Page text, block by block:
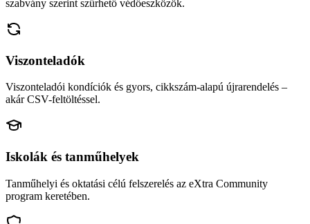
szabvány szerint szűrhető védőeszközök.
Viszonteladók
Viszonteladói kondíciók és gyors, cikkszám-alapú újrarendelés –
akár CSV-feltöltéssel.
Iskolák és tanműhelyek
Tanműhelyi és oktatási célú felszerelés az eXtra Community
program keretében.